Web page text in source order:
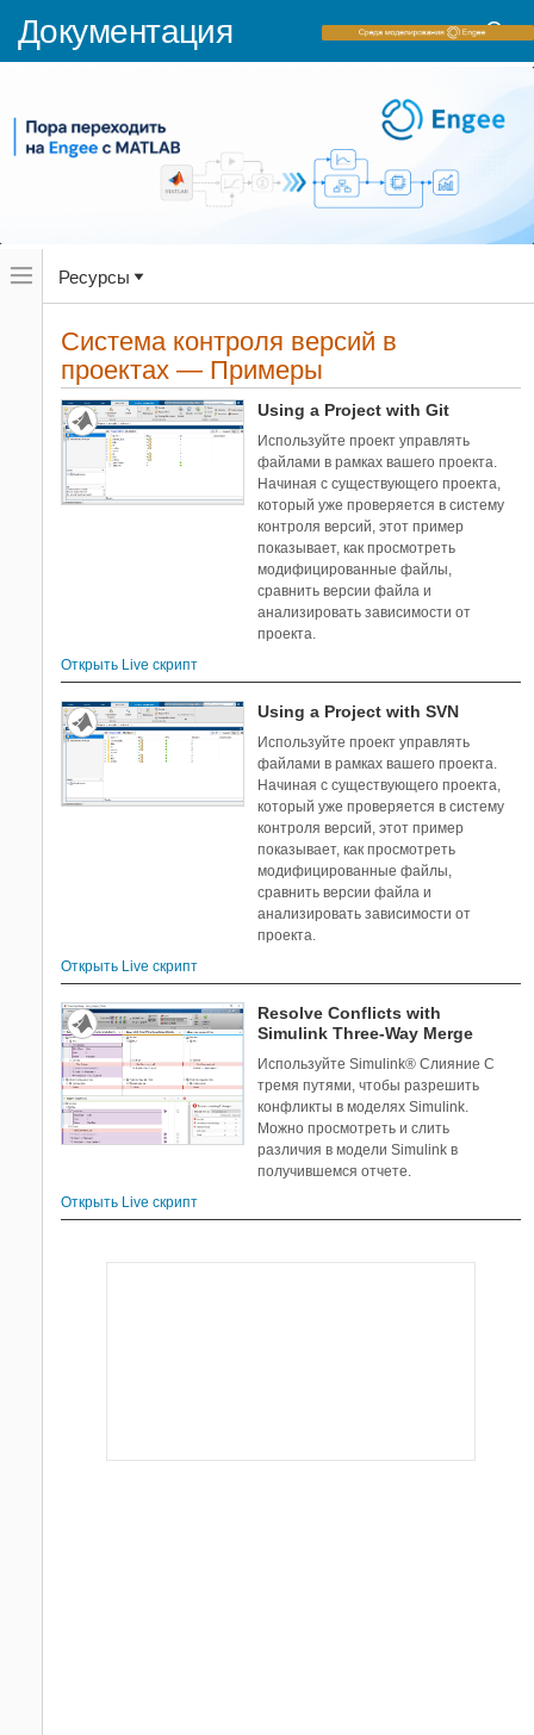
Документация
Переключатель
навигационного
меню
переключатель
навигационного
Примеры
Simulink
Управление проектами
Категории
3
Настройка проекта
3
Управление файлами проекта
3
2
Сравнение модели
Ресурсы
Система контроля версий в
проектах — Примеры
Using a Project with Git
Используйте проект управлять
файлами в рамках вашего проекта.
Начиная с существующего проекта,
который уже проверяется в систему
контроля версий, этот пример
показывает, как просмотреть
модифицированные файлы,
сравнить версии файла и
анализировать зависимости от
проекта.
Открыть Live скрипт
Using a Project with SVN
Используйте проект управлять
файлами в рамках вашего проекта.
Начиная с существующего проекта,
который уже проверяется в систему
контроля версий, этот пример
показывает, как просмотреть
модифицированные файлы,
сравнить версии файла и
анализировать зависимости от
проекта.
Открыть Live скрипт
Resolve Conflicts with
Simulink Three-Way Merge
Используйте Simulink® Слияние С
тремя путями, чтобы разрешить
конфликты в моделях Simulink.
Можно просмотреть и слить
различия в модели Simulink в
получившемся отчете.
Открыть Live скрипт